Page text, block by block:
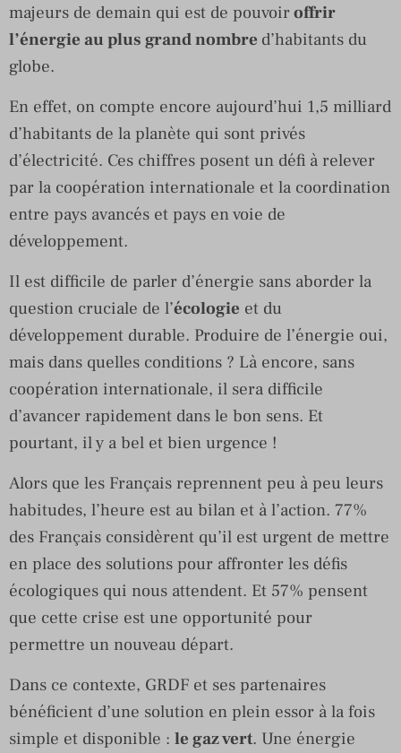
majeurs de demain qui est de pouvoiroffrir
l’énergie au plus grand nombre d’habitants du
globe.
En effet, on compte encore aujourd’hui 1,5 milliard
d’habitants de la planète qui sont privés
d’électricité. Ces chiffres posent un défi à relever
par la coopération internationale et la coordination
entre pays avancés et pays en voie de
développement.
Il est difficile de parler d’énergie sans aborder la
question cruciale de l’écologie et du
développement durable. Produire de l’énergie oui,
mais dans quelles conditions ? Là encore, sans
coopération internationale, il sera difficile
d’avancer rapidement dans le bon sens. Et
pourtant, il y a bel et bien urgence !
Alors que les Français reprennent peu à peu leurs
habitudes, l’heure est au bilan et à l’action. 77%
des Français considèrent qu’il est urgent de mettre
en place des solutions pour affronter les défis
écologiques qui nous attendent. Et 57% pensent
que cette crise est une opportunité pour
permettre un nouveau départ.
Dans ce contexte, GRDF et ses partenaires
bénéficient d’une solution en plein essor à la fois
simple et disponible : le gaz vert. Une énergie